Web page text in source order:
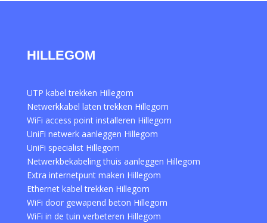
HILLEGOM
UTP kabel trekken Hillegom
Netwerkkabel laten trekken Hillegom
WiFi access point installeren Hillegom
UniFi netwerk aanleggen Hillegom
UniFi specialist Hillegom
Netwerkbekabeling thuis aanleggen Hillegom
Extra internetpunt maken Hillegom
Ethernet kabel trekken Hillegom
WiFi door gewapend beton Hillegom
WiFi in de tuin verbeteren Hillegom